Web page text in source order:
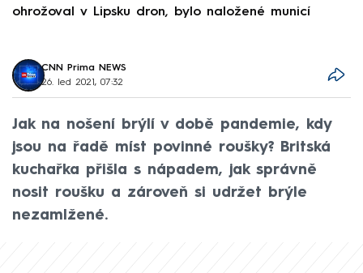
ohrožoval v Lipsku dron, bylo naložené municí
CNN Prima NEWS
26. led 2021, 07:32
Jak na nošení brýlí v době pandemie, kdy
jsou na řadě míst povinné roušky? Britská
kuchařka přišla s nápadem, jak správně
nosit roušku a zároveň si udržet brýle
nezamlžené.